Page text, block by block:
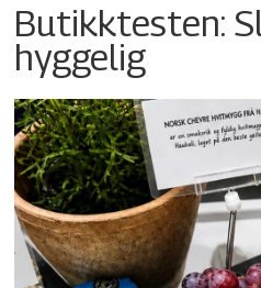
Butikktesten:
hyggelig